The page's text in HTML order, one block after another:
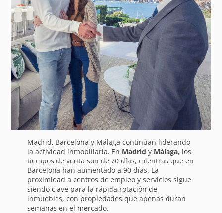
Madrid, Barcelona y Málaga continúan liderando
la actividad inmobiliaria. En Madrid y Málaga, los
tiempos de venta son de 70 días, mientras que en
Barcelona han aumentado a 90 días. La
proximidad a centros de empleo y servicios sigue
siendo clave para la rápida rotación de
inmuebles, con propiedades que apenas duran
semanas en el mercado.